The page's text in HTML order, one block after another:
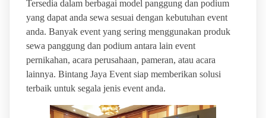
Tersedia dalam berbagai model panggung dan podium
yang dapat anda sewa sesuai dengan kebutuhan event
anda. Banyak event yang sering menggunakan produk
sewa panggung dan podium antara lain event
pernikahan, acara perusahaan, pameran, atau acara
lainnya. Bintang Jaya Event siap memberikan solusi
terbaik untuk segala jenis event anda.